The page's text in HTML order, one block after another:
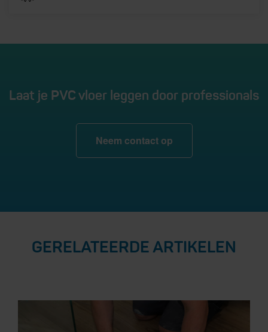
Laat je PVC vloer leggen door professionals
Neem contact op
GERELATEERDE ARTIKELEN